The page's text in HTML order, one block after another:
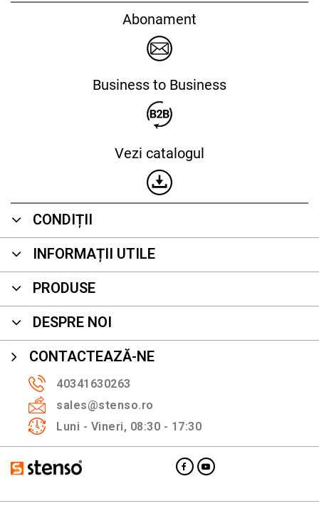
Abonament
Business to Business
Vezi catalogul
CONDIȚII
INFORMAȚII UTILE
PRODUSE
DESPRE NOI
CONTACTEAZĂ-NE
40341630263
sales@stenso.ro
Luni - Vineri, 08:30 - 17:30